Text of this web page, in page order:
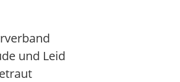
und Leid